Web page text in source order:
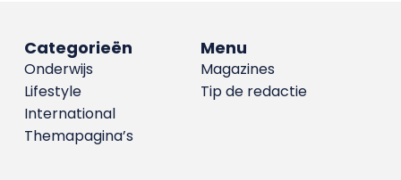
Menu
Magazines
Tip de redactie
Categorieën
Onderwijs
Lifestyle
International
Themapagina’s